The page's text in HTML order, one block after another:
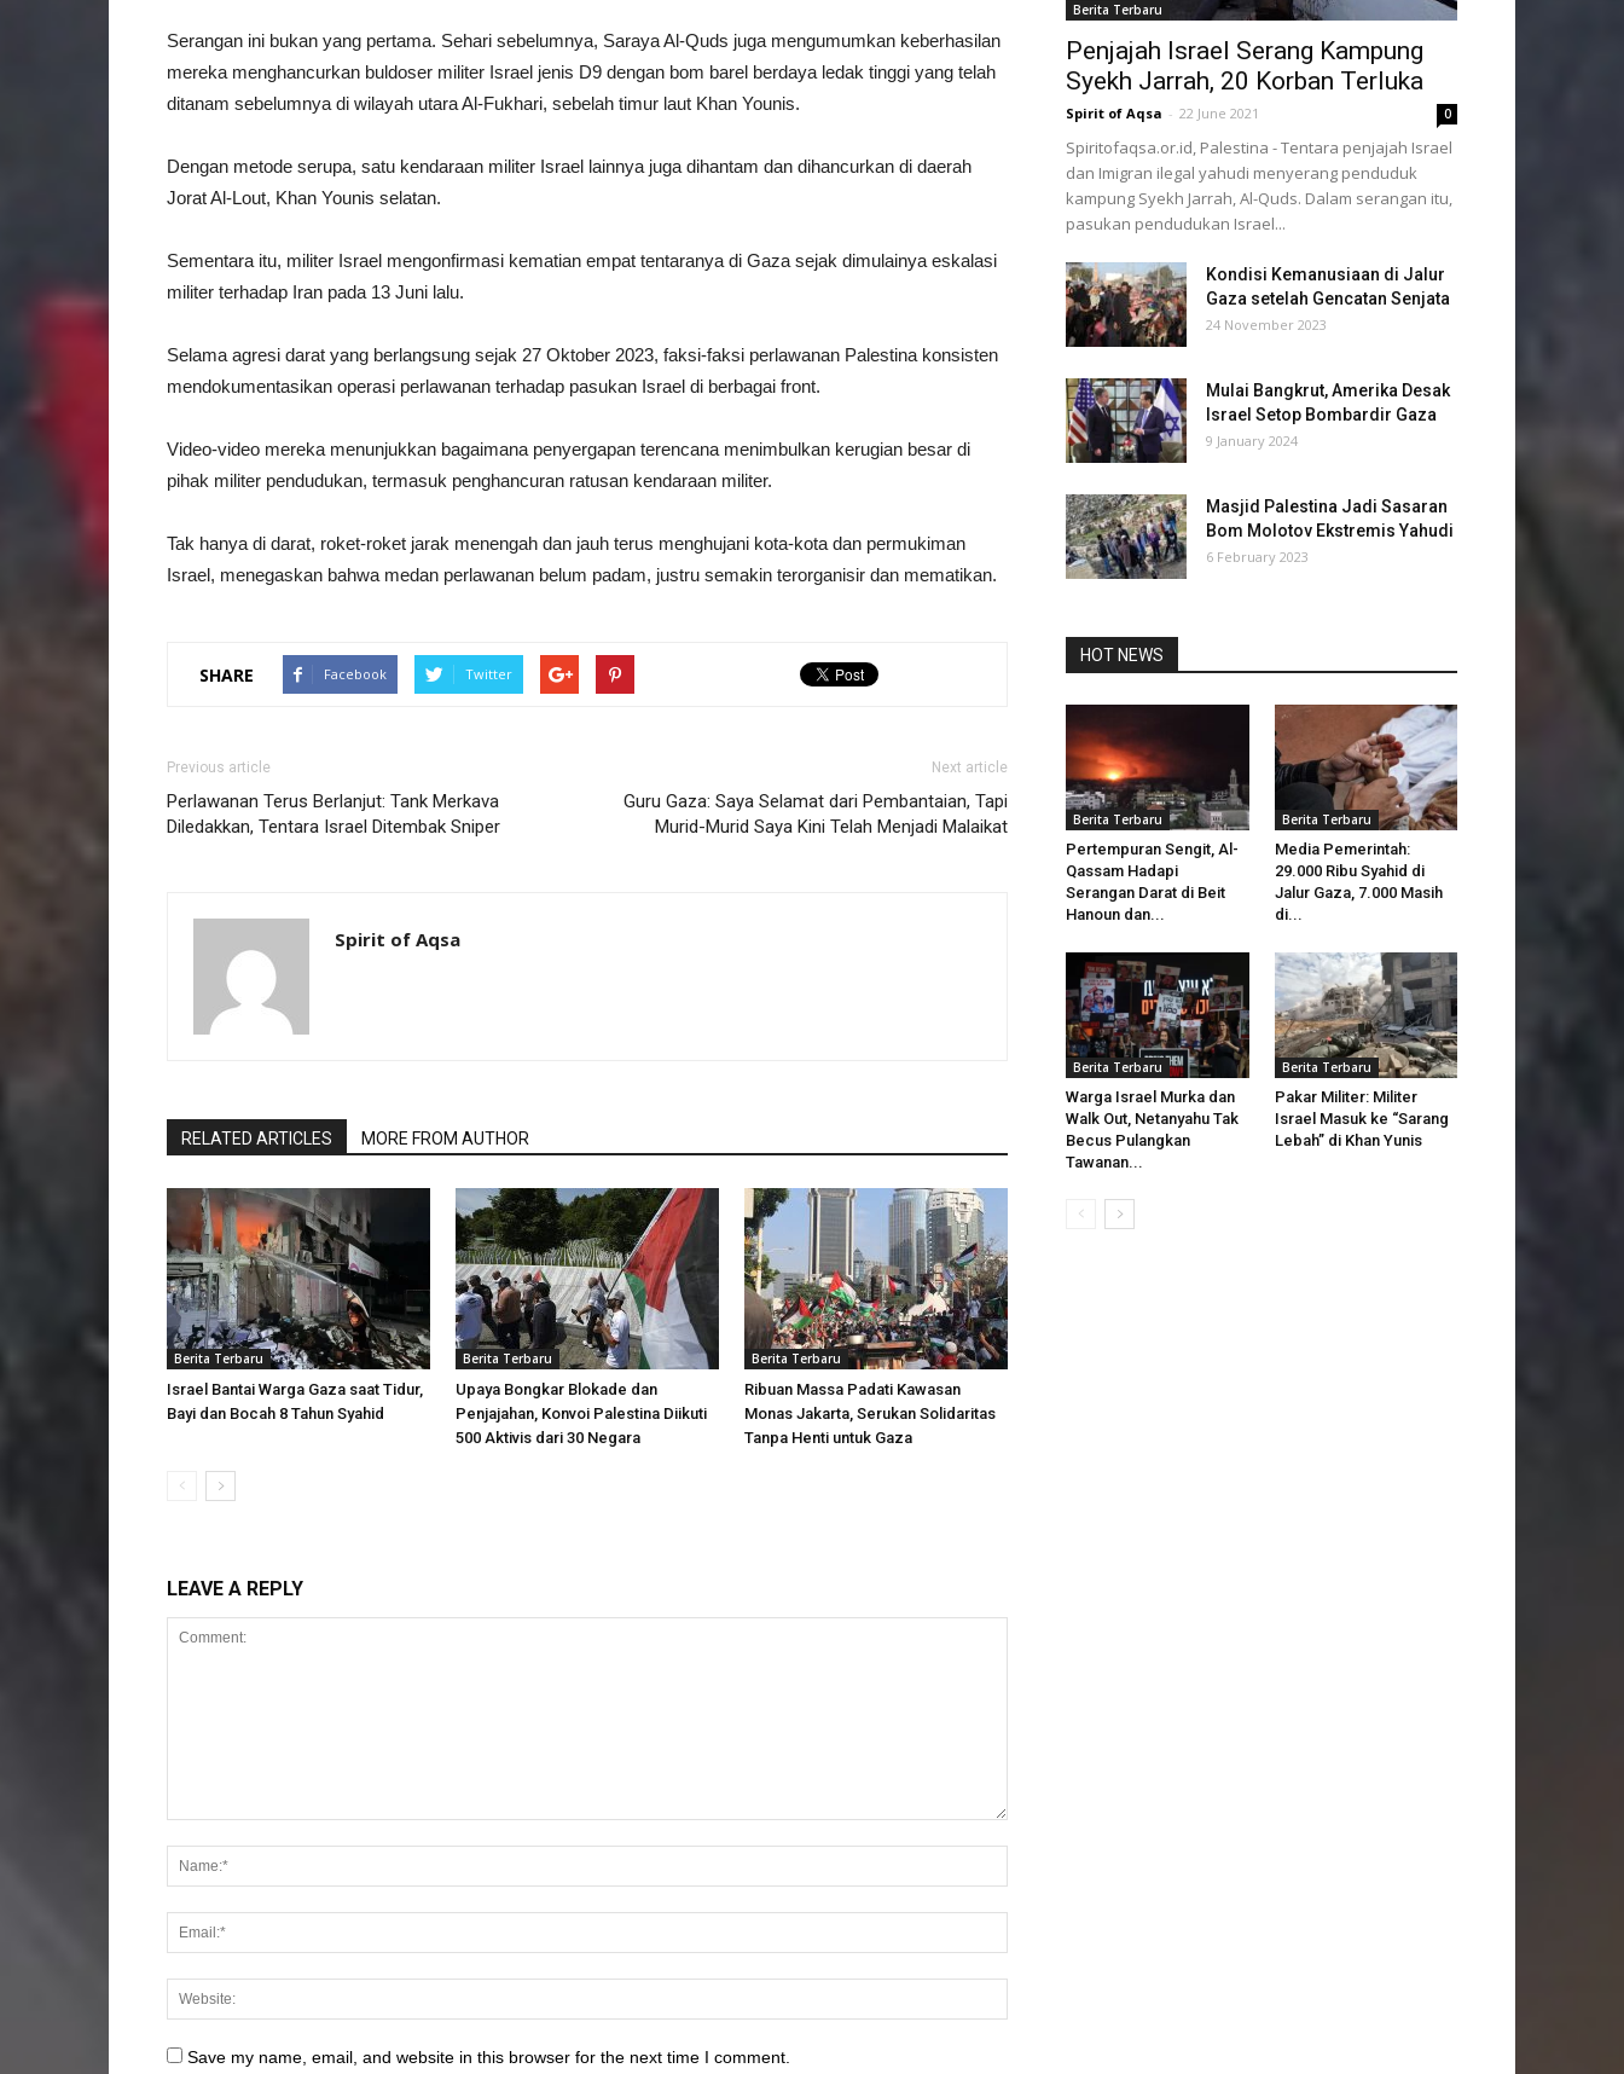
Serangan ini bukan yang pertama. Sehari sebelumnya, Saraya Al-Quds juga mengumumkan keberhasilan
mereka menghancurkan buldoser militer Israel jenis D9 dengan bom barel berdaya ledak tinggi yang telah
ditanam sebelumnya di wilayah utara Al-Fukhari, sebelah timur laut Khan Younis.
Dengan metode serupa, satu kendaraan militer Israel lainnya juga dihantam dan dihancurkan di daerah
Jorat Al-Lout, Khan Younis selatan.
Sementara itu, militer Israel mengonfirmasi kematian empat tentaranya di Gaza sejak dimulainya eskalasi
militer terhadap Iran pada 13 Juni lalu.
Selama agresi darat yang berlangsung sejak 27 Oktober 2023, faksi-faksi perlawanan Palestina konsisten
mendokumentasikan operasi perlawanan terhadap pasukan Israel di berbagai front.
Video-video mereka menunjukkan bagaimana penyergapan terencana menimbulkan kerugian besar di
pihak militer pendudukan, termasuk penghancuran ratusan kendaraan militer.
Tak hanya di darat, roket-roket jarak menengah dan jauh terus menghujani kota-kota dan permukiman
Israel, menegaskan bahwa medan perlawanan belum padam, justru semakin terorganisir dan mematikan.
SHARE Facebook Twitter
Previous article
Perlawanan Terus Berlanjut: Tank Merkava
Diledakkan, Tentara Israel Ditembak Sniper
Next article
Guru Gaza: Saya Selamat dari Pembantaian, Tapi
Murid-Murid Saya Kini Telah Menjadi Malaikat
Spirit of Aqsa
RELATED ARTICLES MORE FROM AUTHOR
Berita Terbaru
Israel Bantai Warga Gaza saat Tidur,
Bayi dan Bocah 8 Tahun Syahid
Berita Terbaru
Upaya Bongkar Blokade dan
Penjajahan, Konvoi Palestina Diikuti
500 Aktivis dari 30 Negara
Berita Terbaru
Ribuan Massa Padati Kawasan
Monas Jakarta, Serukan Solidaritas
Tanpa Henti untuk Gaza
LEAVE A REPLY
Save my name, email, and website in this browser for the next time I comment.
Berita Terbaru
Penjajah Israel Serang Kampung
Syekh Jarrah, 20 Korban Terluka
Spirit of Aqsa - 22 June 2021 0
Spiritofaqsa.or.id, Palestina - Tentara penjajah Israel
dan Imigran ilegal yahudi menyerang penduduk
kampung Syekh Jarrah, Al-Quds. Dalam serangan itu,
pasukan pendudukan Israel...
Kondisi Kemanusiaan di Jalur
Gaza setelah Gencatan Senjata
24 November 2023
Mulai Bangkrut, Amerika Desak
Israel Setop Bombardir Gaza
9 January 2024
Masjid Palestina Jadi Sasaran
Bom Molotov Ekstremis Yahudi
6 February 2023
HOT NEWS
Berita Terbaru
Pertempuran Sengit, Al-
Qassam Hadapi
Serangan Darat di Beit
Hanoun dan...
Berita Terbaru
Media Pemerintah:
29.000 Ribu Syahid di
Jalur Gaza, 7.000 Masih
di...
Berita Terbaru
Warga Israel Murka dan
Walk Out, Netanyahu Tak
Becus Pulangkan
Tawanan...
Berita Terbaru
Pakar Militer: Militer
Israel Masuk ke “Sarang
Lebah” di Khan Yunis